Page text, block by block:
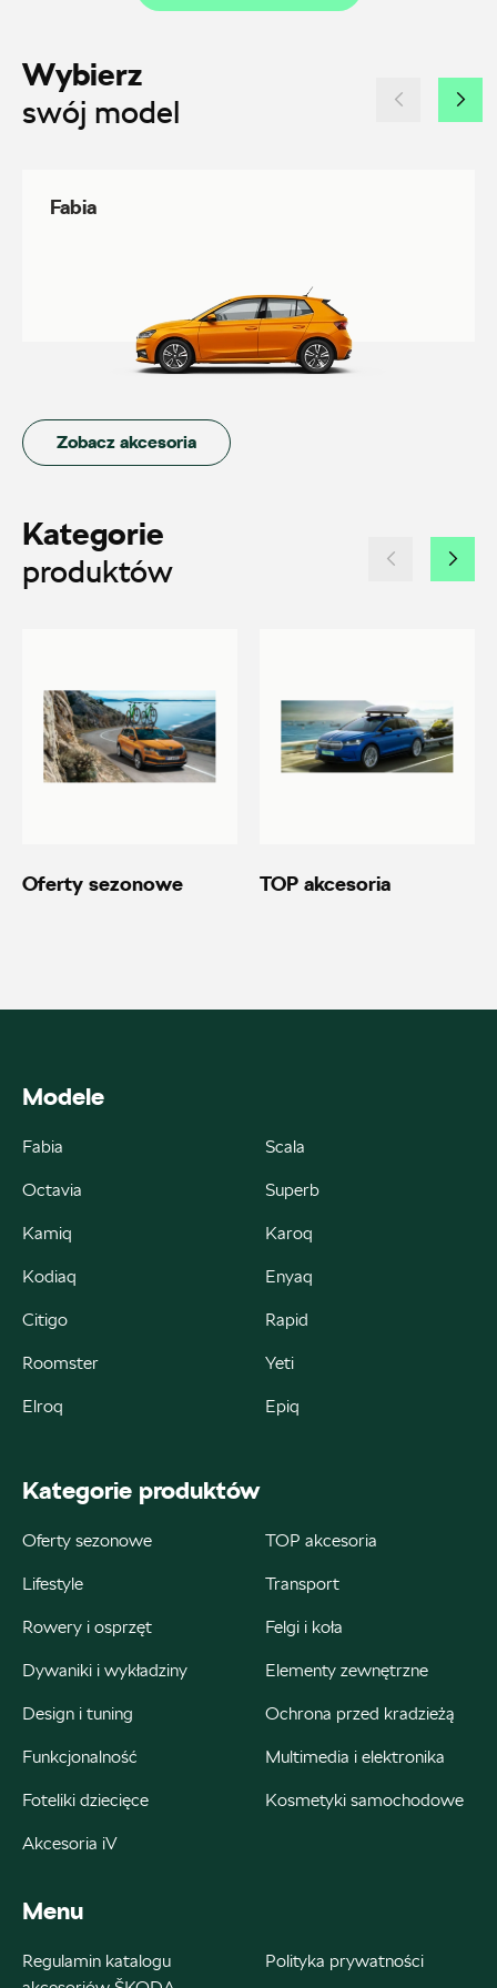
Wybierz
swój model
Fabia
Zobacz akcesoria
Kategorie
produktów
Oferty sezonowe TOP akcesoria
czesci.farbiarska@auto-blak.pl
anna.holyst@skoda.auto-gazda.pl
Auto-Park
+48 517 079 901
20600.magazyn@partner.skoda.pl
ul. Wiśniowieckiego 123, Nowy Sącz
+48 184 444 111
+48 182 610 210
Autorud Kielce
Autoweber
+48 609 991 995
czesci@autoweber.pl
ul. Szczecińska 38A, Łódź
ul. Wrocławska 18, Dobroń
Modele
Fabia Scala
Octavia Superb
Kamiq Karoq
Kodiaq Enyaq
Citigo Rapid
Roomster Yeti
Elroq Epiq
Kategorie produktów
Oferty sezonowe TOP akcesoria
Lifestyle Transport
Rowery i osprzęt Felgi i koła
Dywaniki i wykładziny Elementy zewnętrzne
Design i tuning Ochrona przed kradzieżą
Funkcjonalność Multimedia i elektronika
Foteliki dziecięce Kosmetyki samochodowe
Akcesoria iV
Menu
Regulamin katalogu
Polityka prywatności